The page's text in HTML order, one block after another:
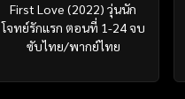
First Love (2022) วุ่นนัก
โจทย์รักแรก ตอนที่ 1-24 จบ
ซับไทย/พากย์ไทย